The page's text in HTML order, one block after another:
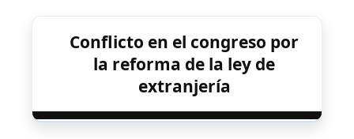
Conflicto en el congreso por
la reforma de la ley de
extranjería